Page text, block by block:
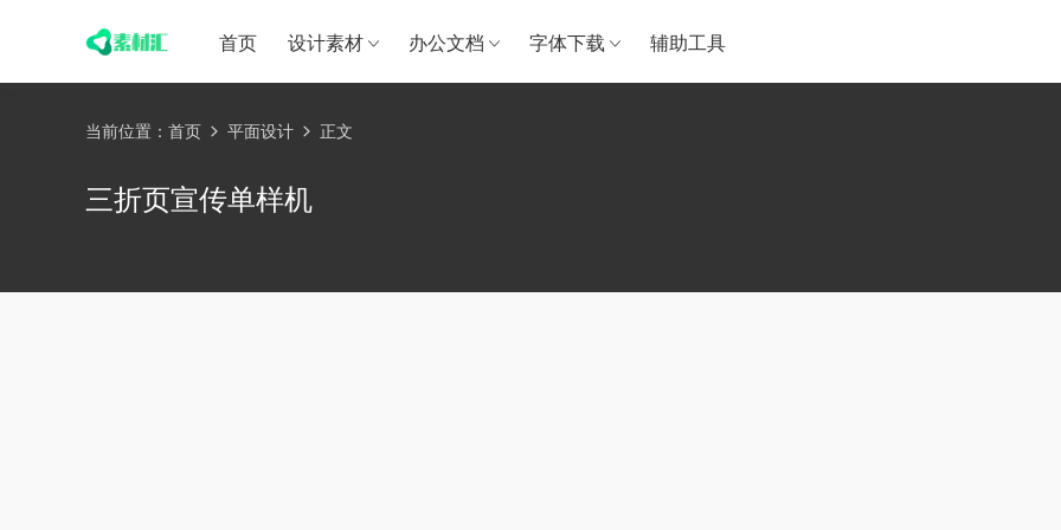
首页 设计素材 办公文档 字体下载 辅助工具
当前位置： 首页 平面设计 正文
三折页宣传单样机